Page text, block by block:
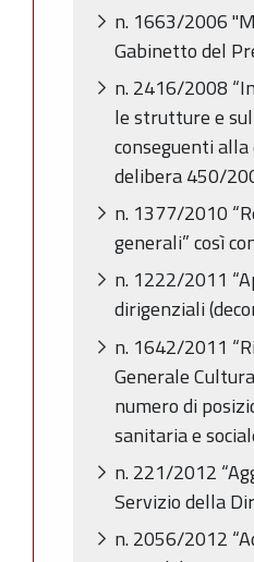
n. 1663/2006
Gabinetto del
n. 2416/2008
le strutture e
conseguenti
delibera 450/
n. 1377/2010
generali” così
n. 1222/2011
dirigenziali
n. 1642/2011
Generale
numero di
sanitaria e
n. 221/2012
Servizio della
n. 2056/2012